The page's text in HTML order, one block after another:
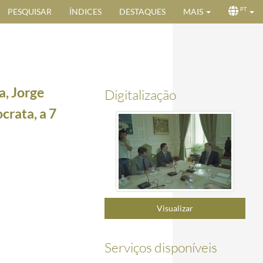
PESQUISAR ÍNDICES DESTAQUES MAIS PT
Fórum Picoas, a 5 de julho 1999
Digitalização
Visualizar
Serviços disponíveis
Jorge
a 7